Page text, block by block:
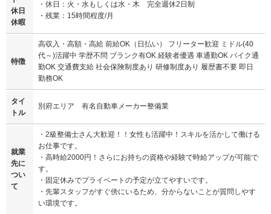
休日
休暇
・休日：火・水もしくは水・木 完全週休2日制
・残業：15時間程度/月
特徴
高収入・高額・高給 前給OK（日払い） フリーター歓迎 ミドル(40
代～)活躍中 学歴不問 ブランク有OK 経験者優遇 車通勤OK バイク通
勤OK 交通費支給 社会保険制度あり 研修制度あり 履歴書不要 即日
勤務OK
タイ
トル
別府エリア 有名自動車メーカー整備業
就業
先に
つい
て
・2級整備士さん大歓迎！！女性も活躍中！スキルを活かして働ける
お仕事です。
・高時給2000円！さらにお持ちの資格や経験で時給アップが可能で
す。
・固定休みでプライベートの予定が立てやすいです。
・先輩スタッフがすぐ傍にいるため、分からないことが質問しやす
い環境です。